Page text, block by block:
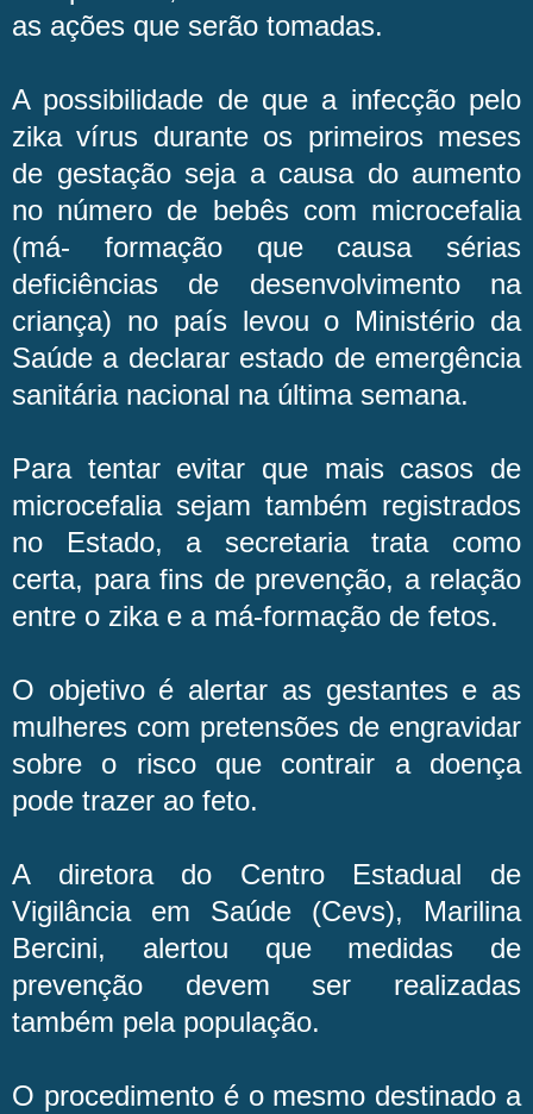
as ações que serão tomadas.
A possibilidade de que a infecção pelo
zika vírus durante os primeiros meses
de gestação seja a causa do aumento
no número de bebês com microcefalia
(má- formação que causa sérias
deficiências de desenvolvimento na
criança) no país levou o Ministério da
Saúde a declarar estado de emergência
sanitária nacional na última semana.
Para tentar evitar que mais casos de
microcefalia sejam também registrados
no Estado, a secretaria trata como
certa, para fins de prevenção, a relação
entre o zika e a má-formação de fetos.
O objetivo é alertar as gestantes e as
mulheres com pretensões de engravidar
sobre o risco que contrair a doença
pode trazer ao feto.
A diretora do Centro Estadual de
Vigilância em Saúde (Cevs), Marilina
Bercini, alertou que medidas de
prevenção devem ser realizadas
também pela população.
O procedimento é o mesmo destinado a